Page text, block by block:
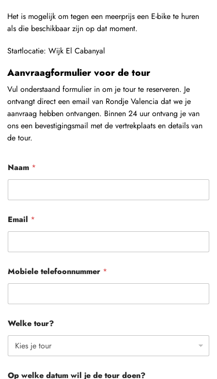
Het is mogelijk om tegen een meerprijs een E-bike te huren
als die beschikbaar zijn op dat moment.
Startlocatie: Wijk El Cabanyal
Aanvraagformulier voor de tour
Vul onderstaand formulier in om je tour te reserveren. Je
ontvangt direct een email van Rondje Valencia dat we je
aanvraag hebben ontvangen. Binnen 24 uur ontvang je van
ons een bevestigingsmail met de vertrekplaats en details van
de tour.
Naam *
Email *
Mobiele telefoonnummer *
Welke tour?
Op welke datum wil je de tour doen?